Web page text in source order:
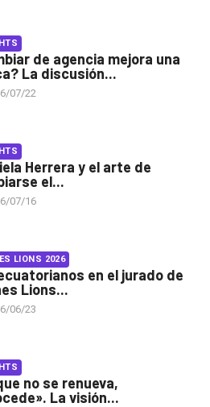
de agencia mejora una
La discusión...
07/22
Herrera y el arte de
el...
07/16
LIONS 2026
en el jurado de
Lions...
06/23
no se renueva,
La visión...